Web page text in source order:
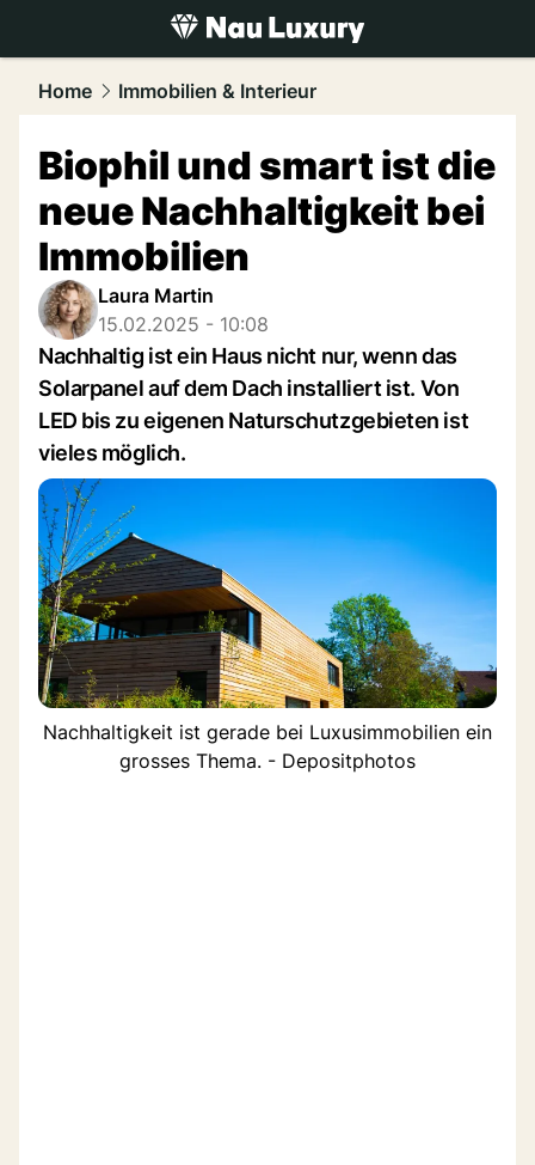
luxury.NAU.ch
Home Immobilien & Interieur
Biophil und smart ist die
neue Nachhaltigkeit bei
Immobilien
Laura Martin
15.02.2025 - 10:08
Nachhaltig ist ein Haus nicht nur, wenn das
Solarpanel auf dem Dach installiert ist. Von
LED bis zu eigenen Naturschutzgebieten ist
vieles möglich.
Nachhaltigkeit ist gerade bei Luxusimmobilien ein
grosses Thema. - Depositphotos